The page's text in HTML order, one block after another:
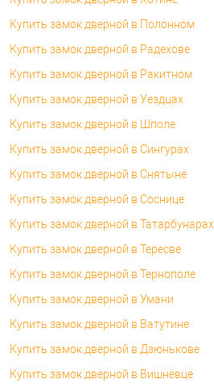
Купить замок дверной в Полонном
Купить замок дверной в Радехове
Купить замок дверной в Ракитном
Купить замок дверной в Уездцах
Купить замок дверной в Шполе
Купить замок дверной в Сингурах
Купить замок дверной в Снятыне
Купить замок дверной в Соснице
Купить замок дверной в Татарбунарах
Купить замок дверной в Тересве
Купить замок дверной в Тернополе
Купить замок дверной в Умани
Купить замок дверной в Ватутине
Купить замок дверной в Дзюнькове
Купить замок дверной в Вишневце